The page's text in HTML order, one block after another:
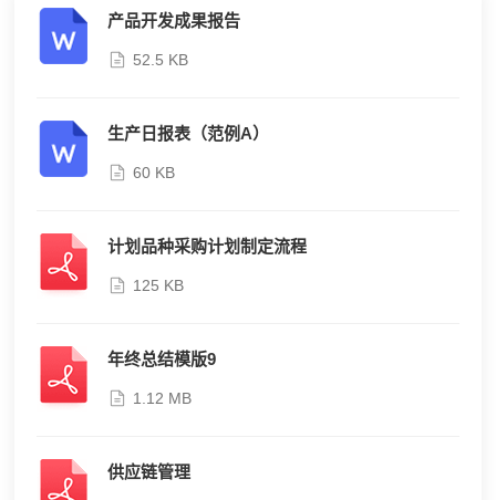
产品开发成果报告
52.5 KB
生产日报表（范例A）
60 KB
计划品种采购计划制定流程
125 KB
年终总结模版9
1.12 MB
供应链管理